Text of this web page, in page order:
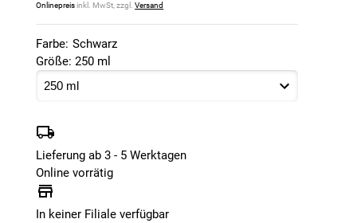
Onlinepreisinkl. MwSt, zzgl.Versand
Farbe: Schwarz
Größe: 250 ml
Lieferung ab 3 - 5 Werktagen
Online vorrätig
In keiner Filiale verfügbar